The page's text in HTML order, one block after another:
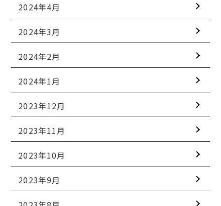
2024年4月
2024年3月
2024年2月
2024年1月
2023年12月
2023年11月
2023年10月
2023年9月